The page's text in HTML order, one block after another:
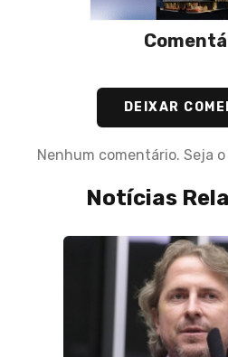
DEIXAR
Nenhum comentário. Seja
Notícias